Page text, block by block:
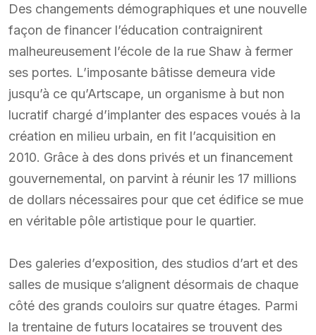
Des changements démographiques et une nouvelle
façon de financer l’éducation contraignirent
malheureusement l’école de la rue Shaw à fermer
ses portes. L’imposante bâtisse demeura vide
jusqu’à ce qu’Artscape, un organisme à but non
lucratif chargé d’implanter des espaces voués à la
création en milieu urbain, en fit l’acquisition en
2010. Grâce à des dons privés et un financement
gouvernemental, on parvint à réunir les 17 millions
de dollars nécessaires pour que cet édifice se mue
en véritable pôle artistique pour le quartier.
Des galeries d’exposition, des studios d’art et des
salles de musique s’alignent désormais de chaque
côté des grands couloirs sur quatre étages. Parmi
la trentaine de futurs locataires se trouvent des